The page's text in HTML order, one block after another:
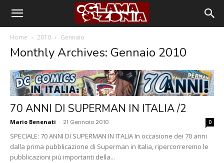
Home 2010 Gennaio
Monthly Archives: Gennaio 2010
70 ANNI DI SUPERMAN IN ITALIA /2
Mario Benenati - 21 Gennaio 2010 0
SPECIALE: 70 ANNI DI SUPERMAN IN ITALIA In occasione dei 70 anni
dalla prima pubblicazione di Superman in Italia, ripercorreremo le
pubblicazioni più importanti della...